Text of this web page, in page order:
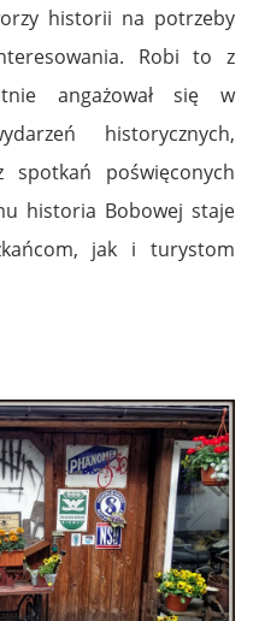
historii na potrzeby
Robi to z
angażował się w
historycznych,
poświęconych
historia Bobowej staje
jak i turystom